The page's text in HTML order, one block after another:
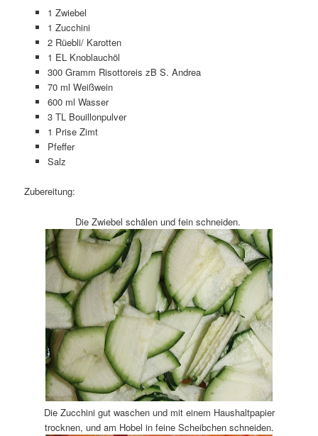
1 Zwiebel
1 Zucchini
2 Rüebli/ Karotten
1 EL Knoblauchöl
300 Gramm Risottoreis zB S. Andrea
70 ml Weißwein
600 ml Wasser
3 TL Bouillonpulver
1 Prise Zimt
Pfeffer
Salz
Zubereitung:
Die Zwiebel schälen und fein schneiden.
Die Zucchini gut waschen und mit einem Haushaltpapier
trocknen, und am Hobel in feine Scheibchen schneiden.